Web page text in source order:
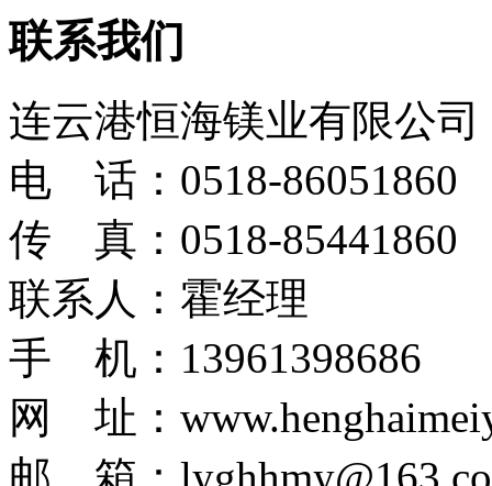
联系我们
连云港恒海镁业有限公司
电 话：0518-86051860
传 真：0518-85441860
联系人：霍经理
手 机：13961398686
网 址：